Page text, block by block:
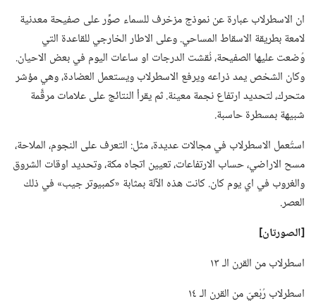
ان الاسطرلاب عبارة عن نموذج مزخرف للسماء صوِّر على صفيحة معدنية
لامعة بطريقة الاسقاط المساحي.‏ وعلى الاطار الخارجي للقاعدة التي
وُضعت عليها الصفيحة،‏ نُقشت الدرجات او ساعات اليوم في بعض الاحيان.‏
وكان الشخص يمد ذراعه ويرفع الاسطرلاب ويستعمل العضادة،‏ وهي مؤشر
متحرك،‏ لتحديد ارتفاع نجمة معينة.‏ ثم يقرأ النتائج على علامات مرقَّمة
شبيهة بمسطرة حاسبة.‏
استُعمل الاسطرلاب في مجالات عديدة،‏ مثل:‏ التعرف على النجوم،‏ الملاحة،‏
مسح الاراضي،‏ حساب الارتفاعات،‏ تعيين اتجاه مكة،‏ وتحديد اوقات الشروق
والغروب في اي يوم كان.‏ كانت هذه الآلة بمثابة «كمبيوتر جيب» في ذلك
العصر.‏
‏[الصورتان]‏
اسطرلاب من القرن الـ‍ ١٣
اسطرلاب رُبْعيّ من القرن الـ‍ ١٤